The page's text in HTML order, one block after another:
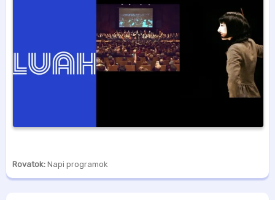
Rovatok: Napi programok